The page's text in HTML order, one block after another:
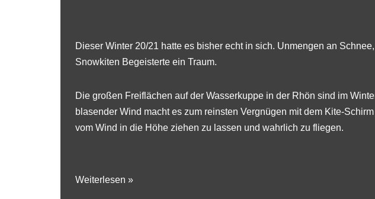
Dieser Winter 20/21 hatte es bisher echt in sich. Unmengen an
Snowkiten Begeisterte ein Traum.
Die großen Freiflächen auf der Wasserkuppe in der Rhön sind im
blasender Wind macht es zum reinsten Vergnügen mit dem Kite-
vom Wind in die Höhe ziehen zu lassen und wahrlich zu fliegen.
Weiterlesen »